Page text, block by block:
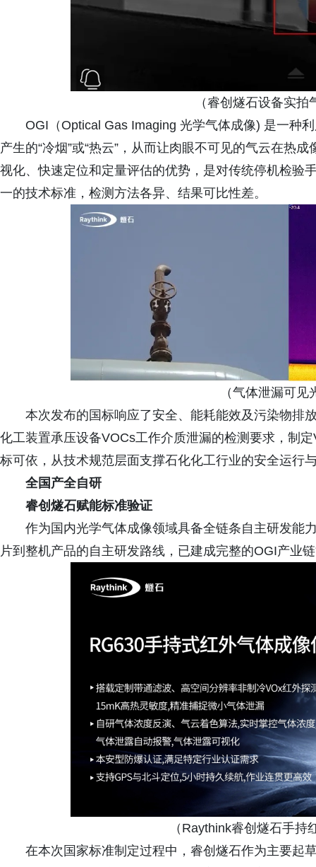
（睿创燧石设备实
OGI（Optical Gas Imaging 光学气体成像) 是一种
产生的“冷烟”或“热云”，从而让肉眼不可见的气云在热
视化、快速定位和定量评估的优势，是对传统停机检验
一的技术标准，检测方法各异、结果可比性差。
（气体泄漏可
本次发布的国标响应了安全、能耗能效及污染物排
化工装置承压设备VOCs工作介质泄漏的检测要求，制
标可依，从技术规范层面支撑石化化工行业的安全运行
全国产全自研
睿创燧石赋能标准验证
作为国内光学气体成像领域具备全链条自主研发能
片到整机产品的自主研发路线，已建成完整的OGI产业
（Raythink睿创燧石手
在本次国家标准制定过程中，睿创燧石作为主要起